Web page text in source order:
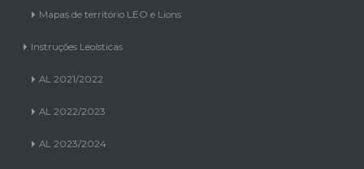
Mapas de território LEO e Lions
Instruções Leoísticas
AL 2021/2022
AL 2022/2023
AL 2023/2024